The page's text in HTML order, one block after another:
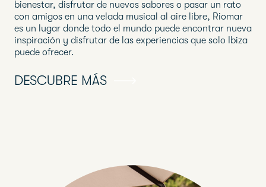
bienestar, disfrutar de nuevos sabores o pasar un rato
con amigos en una velada musical al aire libre, Riomar
es un lugar donde todo el mundo puede encontrar nueva
inspiración y disfrutar de las experiencias que solo Ibiza
puede ofrecer.
DESCUBRE MÁS